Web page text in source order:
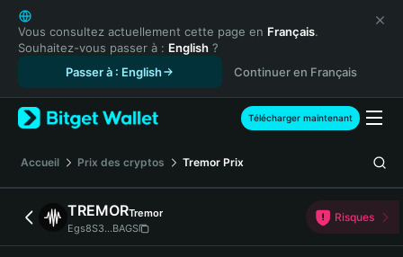
English
日本語
Tiếng Việt
Español (Latinoamérica)
Türkçe
Français
Deutsch
简体中文
繁體中文
Português (Portugal)
Vous consultez actuellement cette page en Français.
Souhaitez-vous passer à : English ?
Passer à : English
Continuer en Français
Télécharger maintenant
Accueil Prix des cryptos Tremor Prix
TREMORTremor
Egs8S3...BAGS
Risques